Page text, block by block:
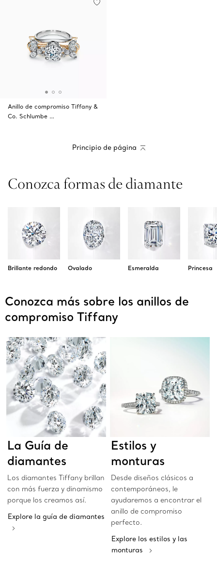
Anillo de compromiso Tiffany &
Co. Schlumbe …
Principio de página
Conozca formas de diamante
Brillante redondo Ovalado Esmeralda Princesa
Conozca más sobre los anillos de
compromiso Tiffany
La Guía de
diamantes
Los diamantes Tiffany brillan
con más fuerza y dinamismo
porque los creamos así.
Explore la guía de diamantes
Estilos y
monturas
Desde diseños clásicos a
contemporáneos, le
ayudaremos a encontrar el
anillo de compromiso
perfecto.
Explore los estilos y las
monturas